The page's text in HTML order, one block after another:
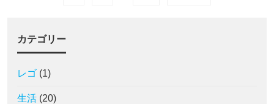
カテゴリー
レゴ (1)
生活 (20)